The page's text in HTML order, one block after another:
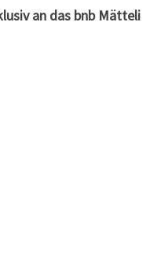
an das bnb Mätteli